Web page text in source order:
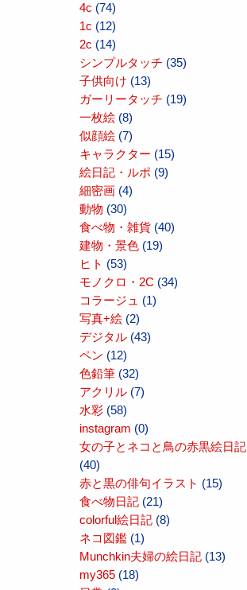
4c (74)
1c (12)
2c (14)
シンプルタッチ (35)
子供向け (13)
ガーリータッチ (19)
一枚絵(8)
似顔絵(7)
キャラクター (15)
絵日記・ルポ (9)
細密画(4)
動物 (30)
食べ物・雑貨(40)
建物・景色(19)
ヒト (53)
モノクロ・2C (34)
コラージュ (1)
写真+絵(2)
デジタル(43)
ペン (12)
色鉛筆(32)
アクリル(7)
水彩(58)
instagram (0)
女の子とネコと鳥の赤黒絵日記
(40)
赤と黒の俳句イラスト (15)
食べ物日記(21)
colorful絵日記(8)
ネコ図鑑(1)
Munchkin夫婦の絵日記(13)
my365(18)